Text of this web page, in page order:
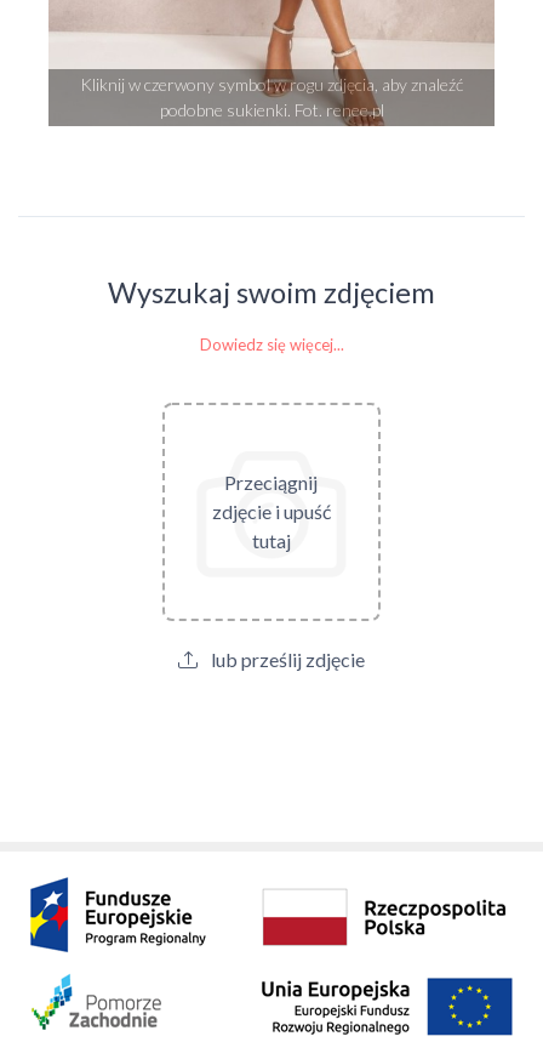
Kliknij w czerwony symbol w rogu zdjęcia, aby znaleźć
podobne sukienki. Fot. renee.pl
Wyszukaj swoim zdjęciem
Dowiedz się więcej...
Przeciągnij
zdjęcie i upuść
tutaj
lub prześlij zdjęcie